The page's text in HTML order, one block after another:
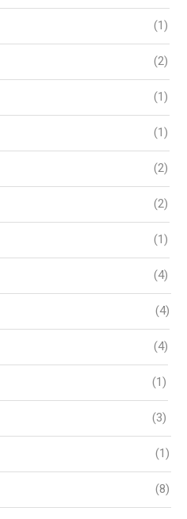
(1)
(2)
(1)
(1)
(2)
(2)
(1)
(4)
(4)
(4)
(1)
(3)
(1)
(8)